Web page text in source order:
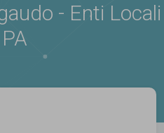
- Enti Locali